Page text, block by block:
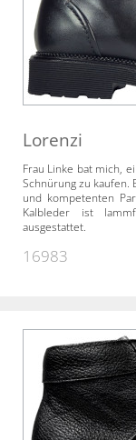
Lorenzi
Frau Linke bat mich,
Schnürung zu kaufen.
und kompetenten
Kalbleder ist
ausgestattet.
16983